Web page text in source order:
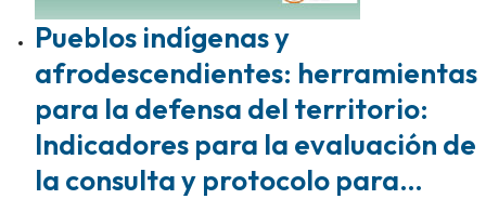
Pueblos indígenas y
afrodescendientes: herramientas
para la defensa del territorio:
Indicadores para la evaluación de
la consulta y protocolo para…